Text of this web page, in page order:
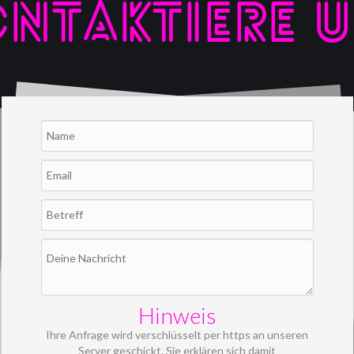
Hinweis
Ihre Anfrage wird verschlüsselt per https an unseren
Server geschickt. Sie erklären sich damit